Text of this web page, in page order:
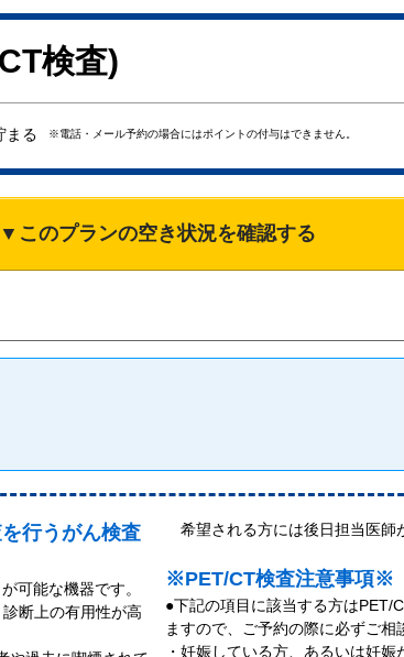
検査)
まる ※電話・メール予約の場合にはポイントの付与はできません。
▼このプランの空き状況を確認する
行うがん検査
可能な機器です。
断上の有用性が高
希望される方には後日担当医
※PET/CT検査注意事項※
●下記の項目に該当する方はPET/
ますので、ご予約の際に必ずご
・妊娠している方、あるいは妊